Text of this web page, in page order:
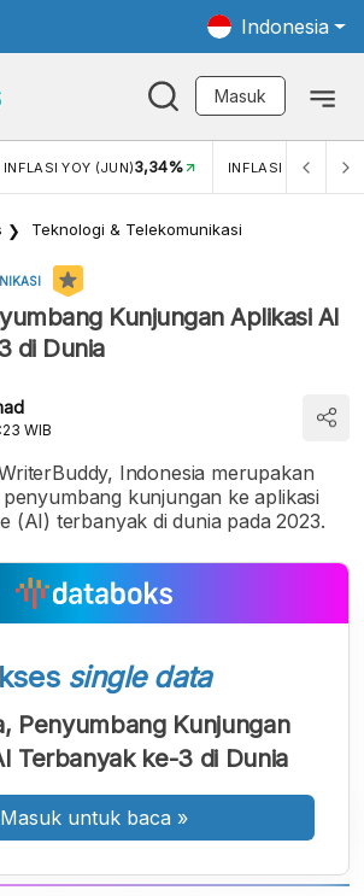
Indonesia
Masuk
INFLASI YOY (JUN)3,34% INFLASI MOM
Teknologi & Telekomunikasi
Kunjungan Aplikasi AI
di Dunia
WIB
Indonesia merupakan
kunjungan ke aplikasi
(AI) terbanyak di dunia pada 2023.
single data
Penyumbang Kunjungan
Terbanyak ke-3 di Dunia
Masuk untuk baca »